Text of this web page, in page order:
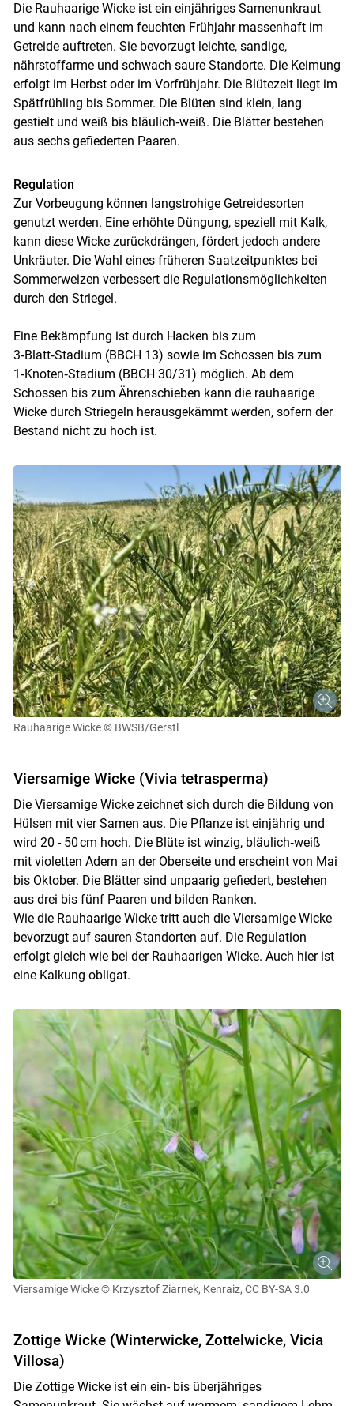
Skip to main content
Die Rauhaarige Wicke ist ein einjähriges Samenunkraut
und kann nach einem feuchten Frühjahr massenhaft im
Getreide auftreten. Sie bevorzugt leichte, sandige,
nährstoffarme und schwach saure Standorte. Die Keimung
erfolgt im Herbst oder im Vorfrühjahr. Die Blütezeit liegt im
Spätfrühling bis Sommer. Die Blüten sind klein, lang
gestielt und weiß bis bläulich‑weiß. Die Blätter bestehen
aus sechs gefiederten Paaren.
Regulation
Zur Vorbeugung können langstrohige Getreidesorten
genutzt werden. Eine erhöhte Düngung, speziell mit Kalk,
kann diese Wicke zurückdrängen, fördert jedoch andere
Unkräuter. Die Wahl eines früheren Saatzeitpunktes bei
Sommerweizen verbessert die Regulationsmöglichkeiten
durch den Striegel.
Eine Bekämpfung ist durch Hacken bis zum
3‑Blatt‑Stadium (BBCH 13) sowie im Schossen bis zum
1‑Knoten‑Stadium (BBCH 30/31) möglich. Ab dem
Schossen bis zum Ährenschieben kann die rauhaarige
Wicke durch Striegeln herausgekämmt werden, sofern der
Bestand nicht zu hoch ist.
Rauhaarige Wicke © BWSB/Gerstl
Viersamige Wicke (Vivia tetrasperma)
Die Viersamige Wicke zeichnet sich durch die Bildung von
Hülsen mit vier Samen aus. Die Pflanze ist einjährig und
wird 20 - 50 cm hoch. Die Blüte ist winzig, bläulich‑weiß
mit violetten Adern an der Oberseite und erscheint von Mai
bis Oktober. Die Blätter sind unpaarig gefiedert, bestehen
aus drei bis fünf Paaren und bilden Ranken.
Wie die Rauhaarige Wicke tritt auch die Viersamige Wicke
bevorzugt auf sauren Standorten auf. Die Regulation
erfolgt gleich wie bei der Rauhaarigen Wicke. Auch hier ist
eine Kalkung obligat.
Viersamige Wicke © Krzysztof Ziarnek, Kenraiz, CC BY-SA 3.0
Zottige Wicke (Winterwicke, Zottelwicke, Vicia
Villosa)
Die Zottige Wicke ist ein ein- bis überjähriges